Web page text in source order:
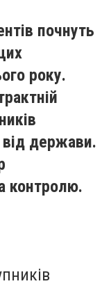
почнуть
року.
від держави.
контролю.